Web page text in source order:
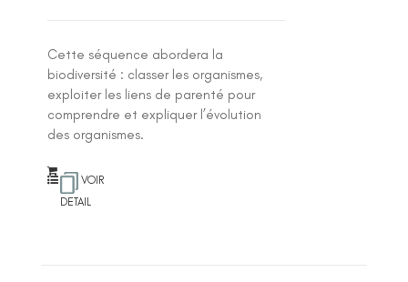
0
su
Cette séquence abordera la
biodiversité : classer les organismes,
exploiter les liens de parenté pour
comprendre et expliquer l’évolution
des organismes.
VOIR
DETAIL